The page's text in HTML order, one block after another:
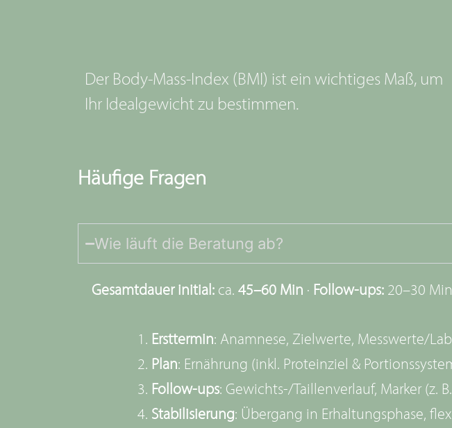
Der Body-Mass-Index (BMI) ist ein wichtiges Maß, um
Ihr Idealgewicht zu bestimmen.
Häufige Fragen
Wie läuft die Beratung ab?
Gesamtdauer initial: ca. 45–60 Min · Follow-ups: 20–30 Min
Ersttermin: Anamnese, Zielwerte, Messwerte/
Plan: Ernährung (inkl. Proteinziel &
Follow-ups: Gewichts-/Taillenverlauf, Marker (z.
Stabilisierung: Übergang in Erhaltungsphase,